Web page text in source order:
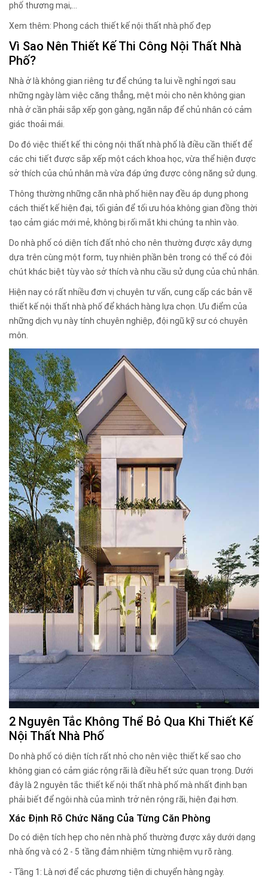
phố thương mại,...
Xem thêm: Phong cách thiết kế nội thất nhà phố đẹp
Vì Sao Nên Thiết Kế Thi Công Nội Thất Nhà
Phố?
Nhà ở là không gian riêng tư để chúng ta lui về nghỉ ngơi sau
những ngày làm việc căng thẳng, mệt mỏi cho nên không gian
nhà ở cần phải sắp xếp gọn gàng, ngăn nắp để chủ nhân có cảm
giác thoải mái.
Do đó việc thiết kế thi công nội thất nhà phố là điều cần thiết để
các chi tiết được sắp xếp một cách khoa học, vừa thể hiện được
sở thích của chủ nhân mà vừa đáp ứng được công năng sử dụng.
Thông thường những căn nhà phố hiện nay đều áp dụng phong
cách thiết kế hiện đại, tối giản để tối ưu hóa không gian đồng thời
tạo cảm giác mới mẻ, không bị rối mắt khi chúng ta nhìn vào.
Do nhà phố có diện tích đất nhỏ cho nên thường được xây dựng
dựa trên cùng một form, tuy nhiên phần bên trong có thể có đôi
chút khác biệt tùy vào sở thích và nhu cầu sử dụng của chủ nhân.
Hiện nay có rất nhiều đơn vị chuyên tư vấn, cung cấp các bản vẽ
thiết kế nội thất nhà phố để khách hàng lựa chọn. Ưu điểm của
những dịch vụ này tính chuyên nghiệp, đội ngũ kỹ sư có chuyên
môn.
2 Nguyên Tắc Không Thể Bỏ Qua Khi Thiết Kế
Nội Thất Nhà Phố
Do nhà phố có diện tích rất nhỏ cho nên việc thiết kế sao cho
không gian có cảm giác rộng rãi là điều hết sức quan trọng. Dưới
đây là 2 nguyên tắc thiết kế nội thất nhà phố mà nhất định bạn
phải biết để ngôi nhà của mình trở nên rộng rãi, hiện đại hơn.
Xác Định Rõ Chức Năng Của Từng Căn Phòng
Do có diện tích hẹp cho nên nhà phố thường được xây dưới dạng
nhà ống và có 2 - 5 tầng đảm nhiệm từng nhiệm vụ rõ ràng.
- Tầng 1: Là nơi để các phương tiện di chuyển hàng ngày.